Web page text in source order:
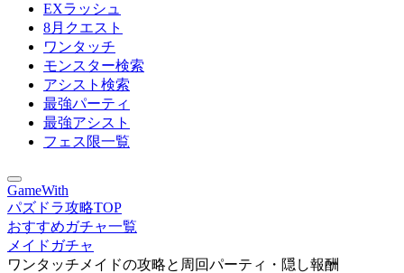
EXラッシュ
8月クエスト
ワンタッチ
モンスター検索
アシスト検索
最強パーティ
最強アシスト
フェス限一覧
GameWith
パズドラ攻略TOP
おすすめガチャ一覧
メイドガチャ
ワンタッチメイドの攻略と周回パーティ・隠し報酬